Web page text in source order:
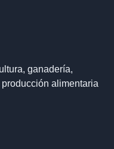
ganadería,
alimentaria